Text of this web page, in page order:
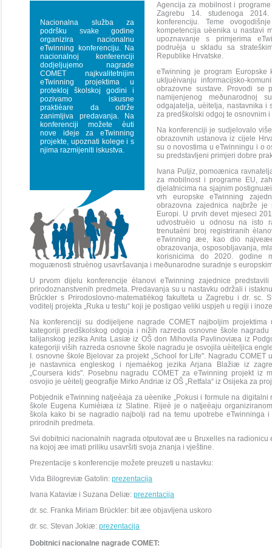
Nacionalna služba za
podršku svake godine
organizira nacionalnu
eTwinning konferenciju. Na
nacionalnoj konferenciji
dodjeljujemo nagrade
COMET najkvalitetnijim
eTwinning projektima u
protekloj školskoj godini i
pozivamo iskusne
praktièare da održe
zanimljiva predavanja. Na
konferenciji možete èuti
nove ideje za eTwinning
projekte, upoznati kolege i s
njima razmijeniti iskustva.
Agencija za mobilnost i
Zagrebu 14. studenoga
konferenciju. Teme
kompetencija uèenika u nastavi
upoznavanje s primjerima
podruèja u skladu sa
Republike Hrvatske.
eTwinning je program Europske
ukljuèivanju informacijsko-
obrazovne sustave. Provodi se
namijenjenog meðunarodnoj
odgajatelja, uèitelja, nastavnika i
za predškolski odgoj te osnovnim
Na konferenciji je sudjelovalo
obrazovnih ustanova iz cijele
su o novostima u eTwinningu i o
su predstavljeni primjeri dobre
Ivana Puljiz, pomoænica
za mobilnost i programe EU,
djelatnicima na sjajnim
vrh europske eTwinning
obrazovna zajednica najbrže
Europi. U prvih devet mjeseci
udvostruèio u odnosu na isto
trenutaèni broj registriranih
eTwinning æe, kao dio
obrazovanja, osposobljavanja,
korisnicima do 2020. godine
moguænosti struènog usavršavanja i meðunarodne suradnje s
U prvom dijelu konferencije èlanovi eTwinning zajednice
prirodoznanstvenih predmeta. Predavanja su u nastavku održali i
Brûckler s Prirodoslovno-matematièkog fakulteta u Zagrebu i dr. sc.
voditelj projekta „Ruka u testu“ koji je postigao veliki uspjeh u regiji i
Na konferenciji su dodijeljene nagrade COMET najboljim
kategoriji predškolskog odgoja i nižih razreda osnovne škole
talijanskog jezika Anita Lasiæ iz OŠ don Mihovila Pavlinoviæa iz
kategoriji viših razreda osnovne škole nagradu je osvojila uèiteljica
I. osnovne škole Bjelovar za projekt „School for Life". Nagradu
je nastavnica engleskog i njemaèkog jezika Arjana Blažiæ iz
„Coursera kids". Posebnu nagradu COMET za eTwinning projekt iz
osvojio je uèitelj geografije Mirko Andriæ iz OŠ „Retfala“ iz Osijeka za
Pobjednik eTwinning natjeèaja za uèenike „Pokusi i formule na digitalni
škole Eugena Kumièiæa iz Slatine. Rijeè je o natjeèaju
škola kako bi se nagradio najbolji rad na temu upotrebe eTwinninga
prirodnih predmeta.
Svi dobitnici nacionalnih nagrada otputovat æe u Bruxelles na
na kojoj æe imati priliku usavršiti svoja znanja i vještine.
Prezentacije s konferencije možete preuzeti u nastavku:
Vida Bilogreviæ Gatolin: prezentacija
Ivana Kataviæ i Suzana Deliæ: prezentacija
dr. sc. Franka Miriam Brückler: bit æe objavljena uskoro
dr. sc. Stevan Jokiæ: prezentacija
Dobitnici nacionalne nagrade COMET: